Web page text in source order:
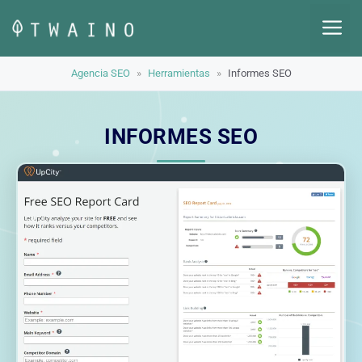
contenido
Agencia SEO » Herramientas » Informes SEO
INFORMES SEO